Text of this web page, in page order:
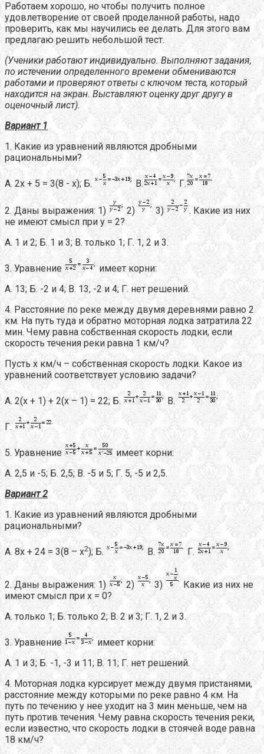
Работаем хорошо, но чтобы получить полное
удовлетворение от своей проделанной работы, надо
проверить, как мы научились ее делать. Для этого вам
предлагаю решить небольшой тест.
(Ученики работают индивидуально. Выполняют задания,
по истечении определенного времени обмениваются
работами и проверяют ответы с ключом теста, который
находится на экран. Выставляют оценку друг другу в
оценочный лист).
Вариант 1
1. Какие из уравнений являются дробными
рациональными?
А. 2х + 5 = 3(8 - х); Б. В. Г.
2. Даны выражения: 1) 2) 3)
. Какие из них
не имеют смысл при у = 2?
А. 1 и 2; Б. 1 и 3; В. только 1; Г. 1, 2 и 3.
3. Уравнение
имеет корни:
А. 13; Б. -2 и 4; В. 13, -2 и 4; Г. нет решений.
4. Расстояние по реке между двумя деревнями равно 2
км. На путь туда и обратно моторная лодка затратила 22
мин. Чему равна собственная скорость лодки, если
скорость течения реки равна 1 км/ч?
Пусть х км/ч – собственная скорость лодки. Какое из
уравнений соответствует условию задачи?
А. 2(х + 1) + 2(х – 1) = 22; Б. В.
Г.
5. Уравнение
имеет корни:
А. 2,5 и -5; Б. 2,5; В. -5 и 5; Г. 5, -5 и 2,5.
Вариант 2
1. Какие из уравнений являются дробными
рациональными?
А. 8х + 24 = 3(8 – х2); Б. В. Г.
2. Даны выражения: 1) 2) 3)
Какие из них не
имеют смысл при х = 0?
А. только 1; Б. только 2; В. 2 и 3; Г. 1, 2 и 3.
3. Уравнение
имеет корни:
А. 1 и 3; Б. -1, -3 и 11; В. 11; Г. нет решений.
4. Моторная лодка курсирует между двумя пристанями,
расстояние между которыми по реке равно 4 км. На
путь по течению у нее уходит на 3 мин меньше, чем на
путь против течения. Чему равна скорость течения реки,
если известно, что скорость лодки в стоячей воде равна
18 км/ч?